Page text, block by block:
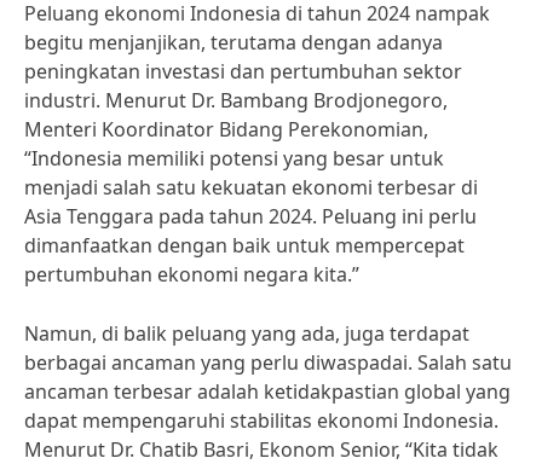
Peluang ekonomi Indonesia di tahun 2024 nampak
begitu menjanjikan, terutama dengan adanya
peningkatan investasi dan pertumbuhan sektor
industri. Menurut Dr. Bambang Brodjonegoro,
Menteri Koordinator Bidang Perekonomian,
“Indonesia memiliki potensi yang besar untuk
menjadi salah satu kekuatan ekonomi terbesar di
Asia Tenggara pada tahun 2024. Peluang ini perlu
dimanfaatkan dengan baik untuk mempercepat
pertumbuhan ekonomi negara kita.”
Namun, di balik peluang yang ada, juga terdapat
berbagai ancaman yang perlu diwaspadai. Salah satu
ancaman terbesar adalah ketidakpastian global yang
dapat mempengaruhi stabilitas ekonomi Indonesia.
Menurut Dr. Chatib Basri, Ekonom Senior, “Kita tidak